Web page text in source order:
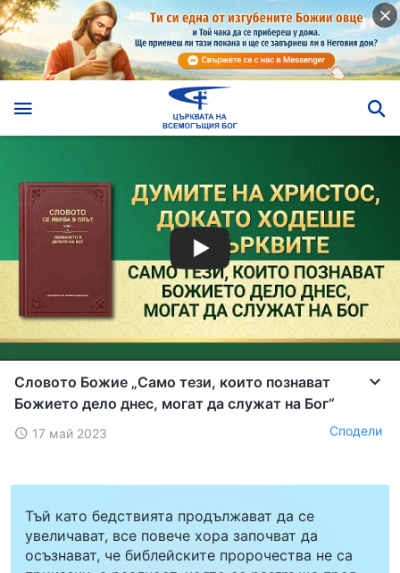
Словото Божие „Само тези, които познават
Божието дело днес, могат да служат на Бог“
17 май 2023 Сподели
Тъй като бедствията продължават да се
увеличават, все повече хора започват да
осъзнават, че библейските пророчества не са